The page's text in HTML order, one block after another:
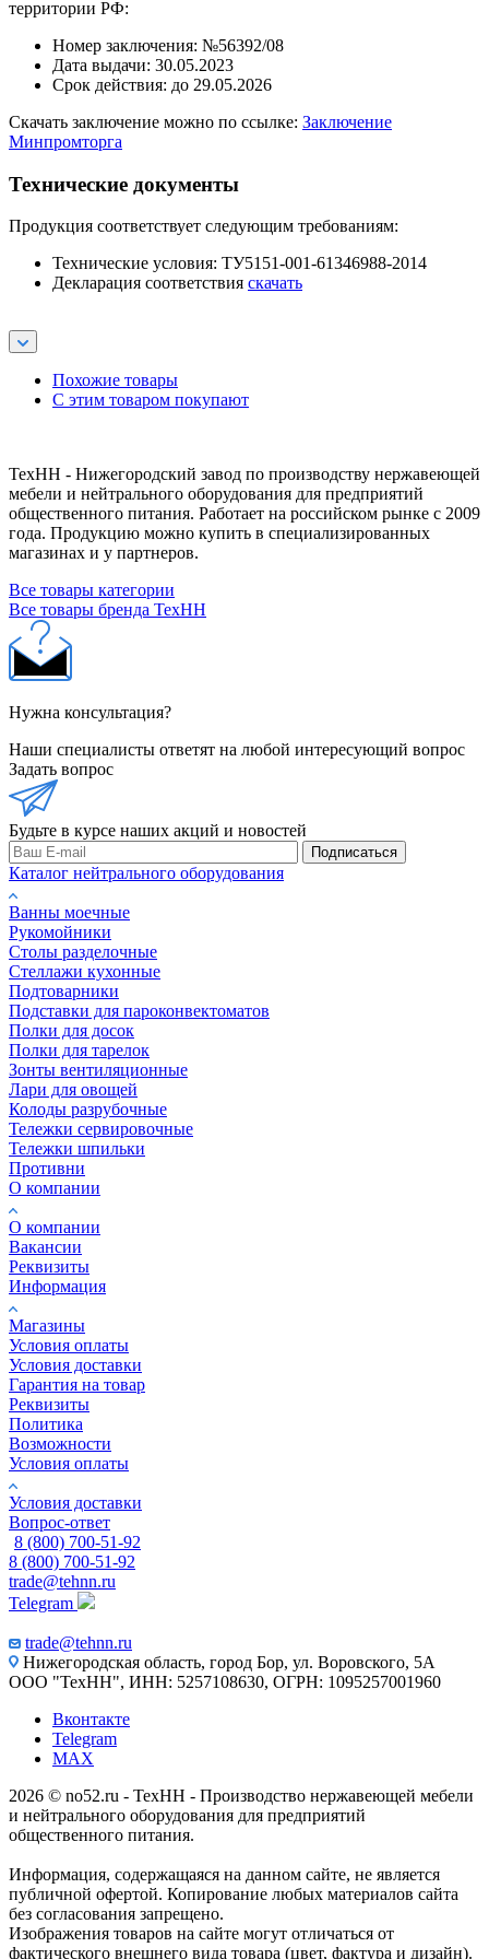
территории РФ:
Номер заключения: №56392/08
Дата выдачи: 30.05.2023
Срок действия: до 29.05.2026
Скачать заключение можно по ссылке: Заключение
Минпромторга
Технические документы
Продукция соответствует следующим требованиям:
Технические условия: ТУ5151-001-61346988-2014
Декларация соответствия скачать
Похожие товары
С этим товаром покупают
ТехНН - Нижегородский завод по производству нержавеющей
мебели и нейтрального оборудования для предприятий
общественного питания. Работает на российском рынке с 2009
года. Продукцию можно купить в специализированных
магазинах и у партнеров.
Все товары категории
Все товары бренда ТехНН
Нужна консультация?
Наши специалисты ответят на любой интересующий вопрос
Задать вопрос
Будьте в курсе наших акций и новостей
Подписаться
Каталог нейтрального оборудования
Ванны моечные
Рукомойники
Столы разделочные
Стеллажи кухонные
Подтоварники
Подставки для пароконвектоматов
Полки для досок
Полки для тарелок
Зонты вентиляционные
Лари для овощей
Колоды разрубочные
Тележки сервировочные
Тележки шпильки
Противни
О компании
О компании
Вакансии
Реквизиты
Информация
Магазины
Условия оплаты
Условия доставки
Гарантия на товар
Реквизиты
Политика
Возможности
Условия оплаты
Условия доставки
Вопрос-ответ
8 (800) 700-51-92
8 (800) 700-51-92
trade@tehnn.ru
Telegram
trade@tehnn.ru
Нижегородская область, город Бор, ул. Воровского, 5А
ООО "ТехНН", ИНН: 5257108630, ОГРН: 1095257001960
Вконтакте
Telegram
MAX
2026 © no52.ru - ТехНН - Производство нержавеющей мебели
и нейтрального оборудования для предприятий
общественного питания.
Информация, содержащаяся на данном сайте, не является
публичной офертой. Копирование любых материалов сайта
без согласования запрещено.
Изображения товаров на сайте могут отличаться от
фактического внешнего вида товара (цвет, фактура и дизайн).